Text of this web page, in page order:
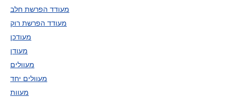
מעודד הפרשת חלב
מעודד הפרשת רוק
מעודכן
מעודן
מעוולים
מעוולים יחד
מעוות